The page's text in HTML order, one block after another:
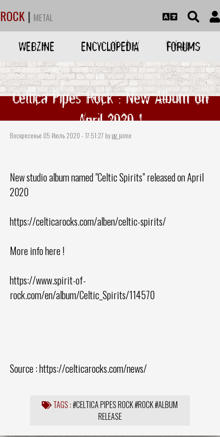
ROCK | METAL
WEBZINE ENCYCLOPEDIA FORUMS
Celtica Pipes Rock : New Album on
April 2020 !
Воскресенье 05 Июль 2020 - 17:51:27 by gg_jaime
New studio album named "Celtic Spirits" released on April
2020
https://celticarocks.com/alben/celtic-spirits/
More info here !
https://www.spirit-of-
rock.com/en/album/Celtic_Spirits/114570
Source :https://celticarocks.com/news/
TAGS :#CELTICA PIPES ROCK#ROCK#ALBUM
RELEASE